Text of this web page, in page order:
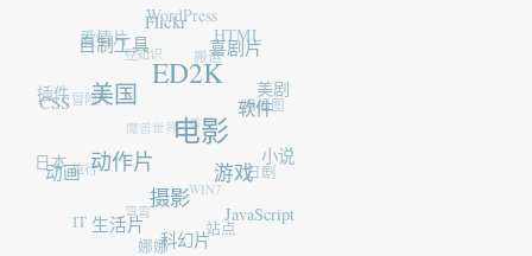
电影
ED2K
美国
动作片
摄影
游戏
软件
喜剧片
Flickr
自制工具
CSS
动画
生活片
科幻片
JavaScript
小说
美剧
HTML
WordPress
爱情片
插件
日本
IT
娜娜
站点
日剧
横幅图
搬运
豆知识
冒险片
旅行
弯弯
WIN7
香港
魔兽世界